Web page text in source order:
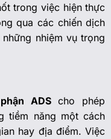
trong việc hiện thực
qua các chiến dịch
nhiệm vụ trọng
ADScho phép
tiềm năng một cách
hay địa điểm. Việc